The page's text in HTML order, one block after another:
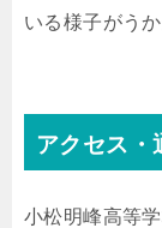
いる様子がうか
アクセス・
小松明峰高等